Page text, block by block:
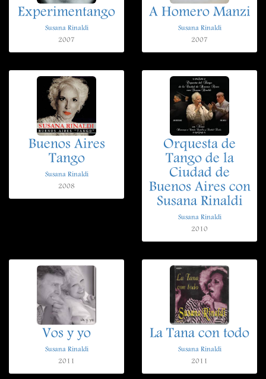
Experimentango
Susana Rinaldi
2007
A Homero Manzi
Susana Rinaldi
2007
Buenos Aires
Tango
Susana Rinaldi
2008
Orquesta de
Tango de la
Ciudad de
Buenos Aires con
Susana Rinaldi
Susana Rinaldi
2010
Vos y yo
Susana Rinaldi
2011
La Tana con todo
Susana Rinaldi
2011